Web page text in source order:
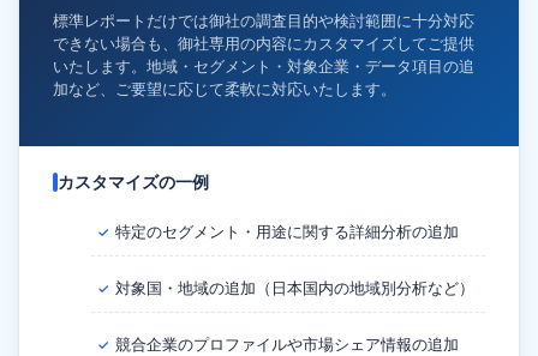
標準レポートだけでは御社の調査目的や検討範囲に十分対応
できない場合も、御社専用の内容にカスタマイズしてご提供
いたします。地域・セグメント・対象企業・データ項目の追
加など、ご要望に応じて柔軟に対応いたします。
カスタマイズの一例
✓ 特定のセグメント・用途に関する詳細分析の追加
✓ 対象国・地域の追加（日本国内の地域別分析など）
✓ 競合企業のプロファイルや市場シェア情報の追加